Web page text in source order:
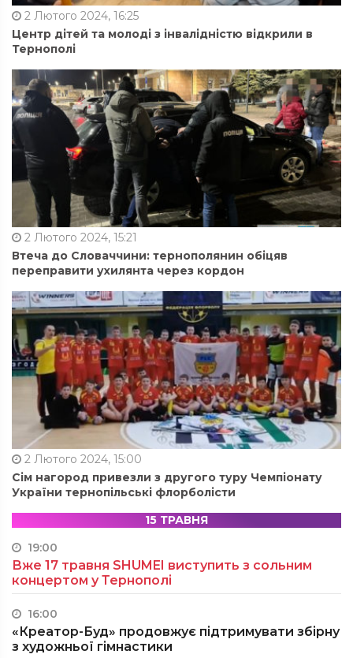
2 Лютого 2024, 16:25
Центр дітей та молоді з інвалідністю відкрили в
Тернополі
2 Лютого 2024, 15:21
Втеча до Словаччини: тернополянин обіцяв
переправити ухилянта через кордон
2 Лютого 2024, 15:00
Сім нагород привезли з другого туру Чемпіонату
України тернопільські флорболісти
15 ТРАВНЯ
19:00
Вже 17 травня SHUMEI виступить з сольним
концертом у Тернополі
16:00
«Креатор-Буд» продовжує підтримувати збірну
з художньої гімнастики